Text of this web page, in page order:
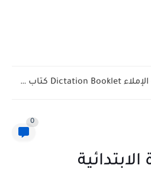
كراسة الإملاء Dictation Booklet كتاب Gem للصف الأول الثانوي...
0